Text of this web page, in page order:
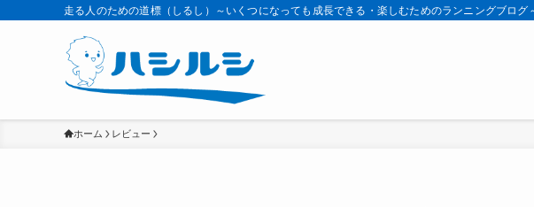
走る人のための道標（しるし）～いくつになっても成長できる・楽しむためのランニングブログ
ホーム レビュー